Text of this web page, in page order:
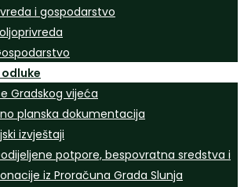
i gospodarstvo
Gradskog vijeća
planska dokumentacija
izvještaji
potpore, bespovratna sredstva i
iz Proračuna Grada Slunja